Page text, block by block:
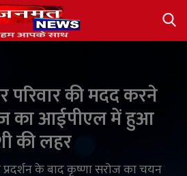
परिवार की मदद करने
का आईपीएल में हुआ
की लहर
के बाद कृष्णा सरोज का चयन